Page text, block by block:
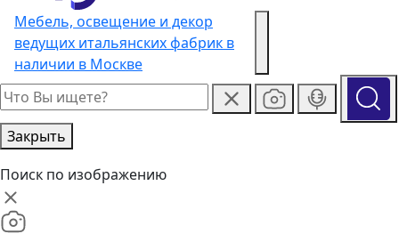
Мебель, освещение и декор
ведущих итальянских фабрик в
наличии в Москве
Закрыть
Поиск по изображению